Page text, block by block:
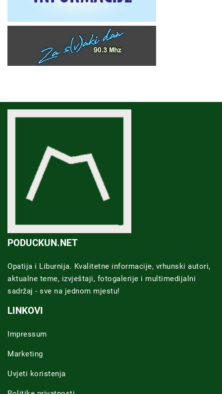
PODUCKUN.NET
Opatija i Liburnija. Kvalitetne informacije, vrhunski autori,
aktualne teme, izvještaji, fotogalerije i multimedijalni
sadržaj - sve na jednom mjestu!
LINKOVI
Impressum
Marketing
Uvjeti koristenja